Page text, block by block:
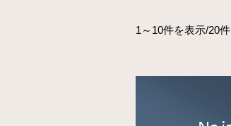
1～10件を表示/20件